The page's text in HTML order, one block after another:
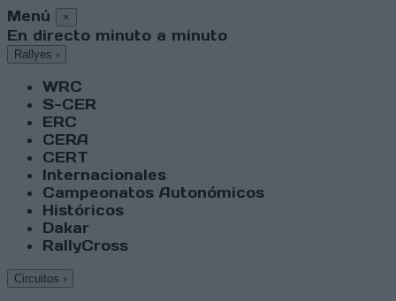
Menú ×
En directo minuto a minuto
Rallyes ›
WRC
S-CER
ERC
CERA
CERT
Internacionales
Campeonatos Autonómicos
Históricos
Dakar
RallyCross
Circuitos ›